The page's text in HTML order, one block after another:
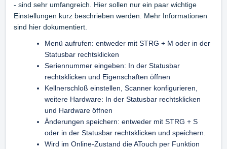
- sind sehr umfangreich. Hier sollen nur ein paar wichtige
Einstellungen kurz beschrieben werden. Mehr Informationen
sind hier dokumentiert.
Menü aufrufen: entweder mit STRG + M oder in der
Statusbar rechtsklicken
Seriennummer eingeben: In der Statusbar
rechtsklicken und Eigenschaften öffnen
Kellnerschloß einstellen, Scanner konfigurieren,
weitere Hardware: In der Statusbar rechtsklicken
und Hardware öffnen
Änderungen speichern: entweder mit STRG + S
oder in der Statusbar rechtsklicken und speichern.
Wird im Online-Zustand die ATouch per Funktion